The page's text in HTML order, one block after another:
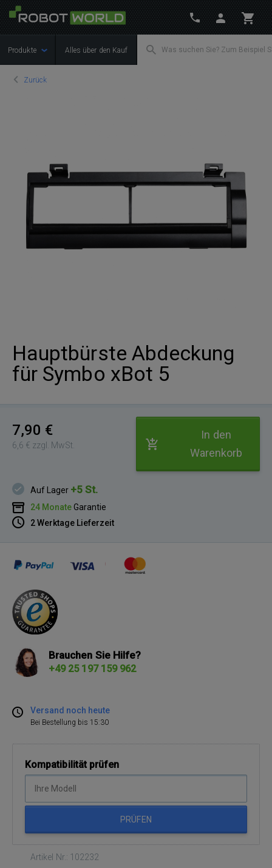
Produkte Alles über den Kauf
Zurück
Hauptbürste Abdeckung
für Symbo xBot 5
7,90 €
6,6 € zzgl. MwSt.
In den
Warenkorb
Auf Lager +5 St.
24 MonateGarantie
2 Werktage Lieferzeit
Brauchen Sie Hilfe?
+49 25 197 159 962
Versand noch heute
Bei Bestellung bis 15:30
Kompatibilität prüfen
PRÜFEN
Artikel Nr.: 102232